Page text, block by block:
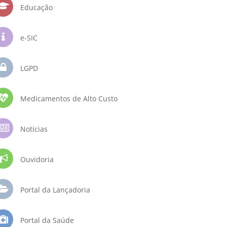
Educação
e-SIC
LGPD
Medicamentos de Alto Custo
Notícias
Ouvidoria
Portal da Lançadoria
Portal da Saúde